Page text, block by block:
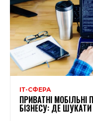
ІТ-СФЕРА
ПРИВАТНІ МОБІЛЬНІ
БІЗНЕСУ: ДЕ